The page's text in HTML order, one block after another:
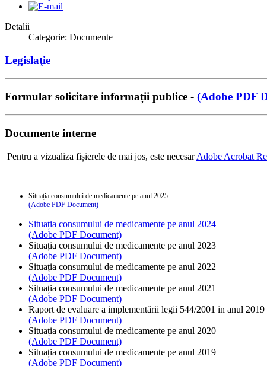
Detalii
Categorie: Documente
Legislaţie
Formular solicitare informații publice - (Adobe PDF
Documente interne
Pentru a vizualiza fișierele de mai jos, este necesarAdobe Acrobat
Situația consumului de medicamente pe anul 2025
(Adobe PDF Document)
Situația consumului de medicamente pe anul 2024
(Adobe PDF Document)
Situația consumului de medicamente pe anul 2023
(Adobe PDF Document)
Situația consumului de medicamente pe anul 2022
(Adobe PDF Document)
Situația consumului de medicamente pe anul 2021
(Adobe PDF Document)
Raport de evaluare a implementării legii 544/2001 in anul 2019
(Adobe PDF Document)
Situația consumului de medicamente pe anul 2020
(Adobe PDF Document)
Situația consumului de medicamente pe anul 2019
(Adobe PDF Document)